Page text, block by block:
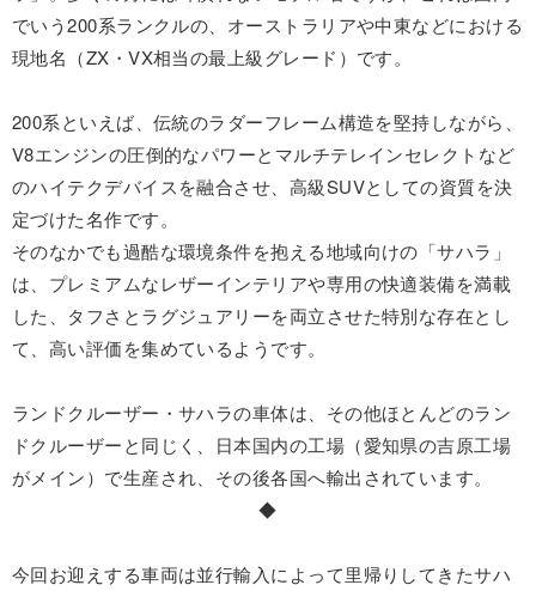
でいう200系ランクルの、オーストラリアや中東などにおける
現地名（ZX・VX相当の最上級グレード）です。
200系といえば、伝統のラダーフレーム構造を堅持しながら、
V8エンジンの圧倒的なパワーとマルチテレインセレクトなど
のハイテクデバイスを融合させ、高級SUVとしての資質を決
定づけた名作です。
そのなかでも過酷な環境条件を抱える地域向けの「サハラ」
は、プレミアムなレザーインテリアや専用の快適装備を満載
した、タフさとラグジュアリーを両立させた特別な存在とし
て、高い評価を集めているようです。
ランドクルーザー・サハラの車体は、その他ほとんどのラン
ドクルーザーと同じく、日本国内の工場（愛知県の吉原工場
がメイン）で生産され、その後各国へ輸出されています。
◆
今回お迎えする車両は並行輸入によって里帰りしてきたサハ